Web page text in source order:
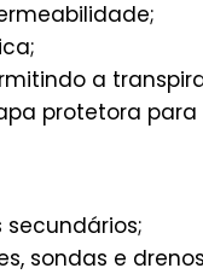
a
protetora
secundários;
sondas e